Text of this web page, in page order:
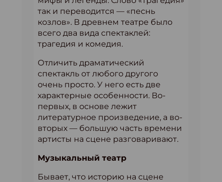
так и переводится — «песнь
козлов». В древнем театре было
всего два вида спектаклей:
трагедия и комедия.
Отличить драматический
спектакль от любого другого
очень просто. У него есть две
характерные особенности. Во-
первых, в основе лежит
литературное произведение, а во-
вторых — большую часть времени
артисты на сцене разговаривают.
Музыкальный театр
Бывает, что историю на сцене